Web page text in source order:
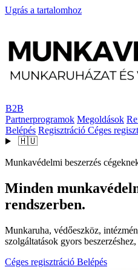
Ugrás a tartalomhoz
B2B
Partnerprogramok Megoldások
Belépés Regisztráció Céges
🇭🇺
Munkavédelmi beszerzés
Minden
rendszerben.
Munkaruha, védőeszköz,
szolgáltatások gyors
Céges regisztráció Belépés